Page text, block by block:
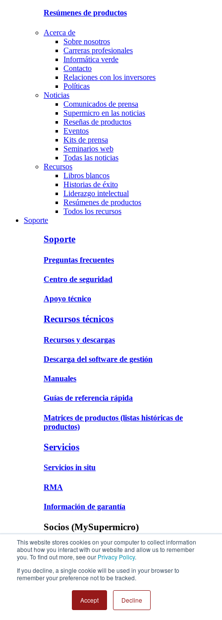
This website stores cookies on your computer to collect information
about how you interact with our website and allow us to remember
you. To find out more, see our Privacy Policy.
If you decline, a single cookie will be used in your browser to
remember your preference not to be tracked.
Accept Decline
Resúmenes de productos
Acerca de
Sobre nosotros
Carreras profesionales
Informática verde
Contacto
Relaciones con los inversores
Políticas
Noticias
Comunicados de prensa
Supermicro en las noticias
Reseñas de productos
Eventos
Kits de prensa
Seminarios web
Todas las noticias
Recursos
Libros blancos
Historias de éxito
Liderazgo intelectual
Resúmenes de productos
Todos los recursos
Soporte
Soporte
Preguntas frecuentes
Centro de seguridad
Apoyo técnico
Recursos técnicos
Recursos y descargas
Descarga del software de gestión
Manuales
Guías de referencia rápida
Matrices de productos (listas históricas de
productos)
Servicios
Servicios in situ
RMA
Información de garantía
Socios (MySupermicro)
Portal de socios
Dónde comprar
Servicios y apoyo – Inicio